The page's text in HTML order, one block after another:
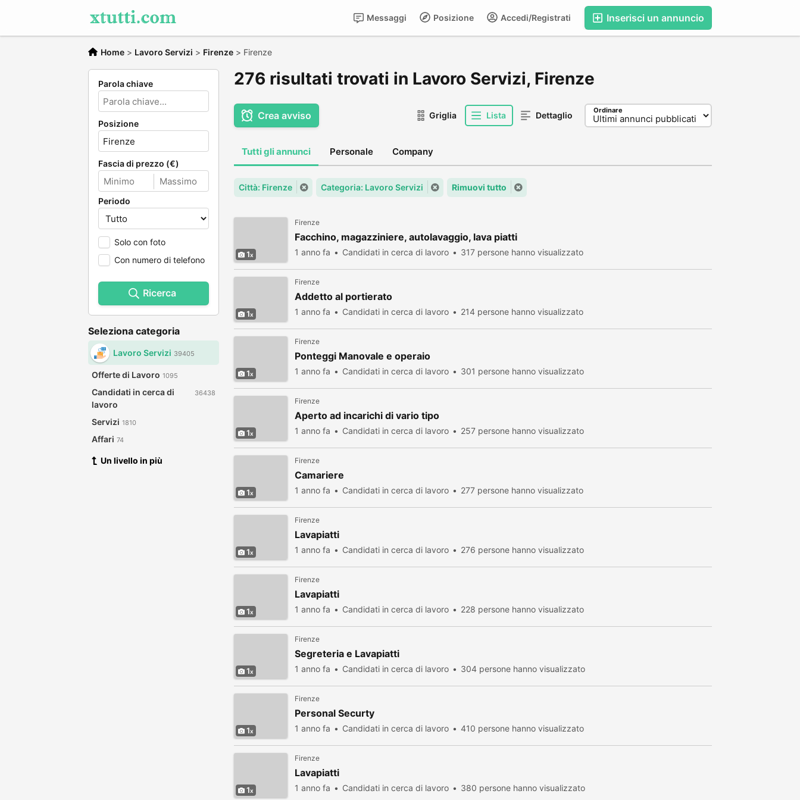
Inserisci un annuncio
Accedi/Registrati
Posizione
Messaggi
Home > Lavoro Servizi > Firenze > Firenze
Parola chiave
Posizione
Fascia di prezzo (€)
Periodo
Solo con foto
Con numero di telefono
Ricerca
Seleziona categoria
Lavoro Servizi 39405
Offerte di Lavoro 1095
Candidati in cerca di
lavoro
36438
Servizi 1810
Affari 74
Un livello in più
276 risultati trovati in Lavoro Servizi, Firenze
Crea avviso Griglia Lista Dettaglio Ordinare
Tutti gli annunci Personale Company
Città: Firenze Categoria: Lavoro Servizi Rimuovi tutto
1
Firenze
Facchino, magazziniere, autolavaggio, lava piatti
1 anno fa Candidati in cerca di lavoro 317 persone hanno visualizzato
1
Firenze
Addetto al portierato
1 anno fa Candidati in cerca di lavoro 214 persone hanno visualizzato
1
Firenze
Ponteggi Manovale e operaio
1 anno fa Candidati in cerca di lavoro 301 persone hanno visualizzato
1
Firenze
Aperto ad incarichi di vario tipo
1 anno fa Candidati in cerca di lavoro 257 persone hanno visualizzato
1
Firenze
Camariere
1 anno fa Candidati in cerca di lavoro 277 persone hanno visualizzato
1
Firenze
Lavapiatti
1 anno fa Candidati in cerca di lavoro 276 persone hanno visualizzato
1
Firenze
Lavapiatti
1 anno fa Candidati in cerca di lavoro 228 persone hanno visualizzato
1
Firenze
Segreteria e Lavapiatti
1 anno fa Candidati in cerca di lavoro 304 persone hanno visualizzato
1
Firenze
Personal Securty
1 anno fa Candidati in cerca di lavoro 410 persone hanno visualizzato
1
Firenze
Lavapiatti
1 anno fa Candidati in cerca di lavoro 380 persone hanno visualizzato